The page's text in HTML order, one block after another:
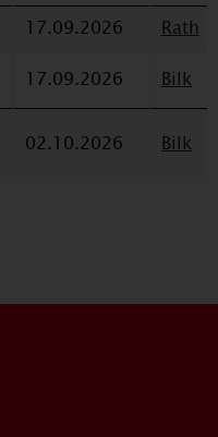
17.09.2026
Rath
17.09.2026
Bilk
02.10.2026 Bilk